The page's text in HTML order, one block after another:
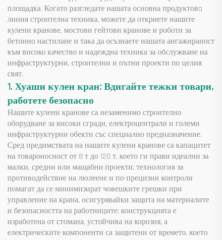
площадка. Когато разгледате нашата основна продуктовa
линия строителна техника, можете да откриете нашите
кулени кранове, мостови гейтови кранове и роботи за
бетонно настилане и така да осъзнаете нашата ангажираност
към високо качество и надеждна техника за обслужване на
инфраструктурни, строителни и пътни проекти по целия
свят.
1. Хуаши кулен кран: Вдигайте тежки товари,
работете безопасно
Нашите кулени кранове са незаменимо строително
оборудване за високи сгради, електроцентрали и големи
инфраструктурни обекти със специално предназначение.
Сред предимствата на нашите кулени кранове са капацитет
на товароносност от 8 т до 120 т, което ги прави идеални за
малки, средни или мащабни проекти; технология за
противодействие на люлеене и по-прецизни контроли
помагат да се минимизират човешките грешки при
управление на крана, осигурявайки защита на материалите
и безопасността на работниците; конструкцията е
изработена от стомана, устойчива на корозия, а
електрическите компоненти са защитени от времето, което